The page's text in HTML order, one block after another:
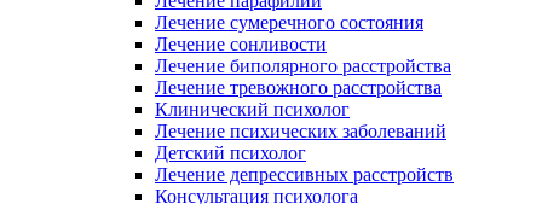
Лечение сумеречного состояния
Лечение сонливости
Лечение биполярного расстройства
Лечение тревожного расстройства
Клинический психолог
Лечение психических заболеваний
Детский психолог
Лечение депрессивных расстройств
Консультация психолога